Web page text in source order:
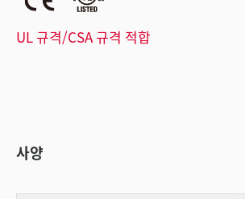
UL 규격/CSA 규격 적합
사양